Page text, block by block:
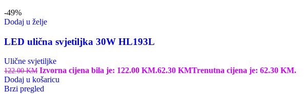
-49%
Dodaj u želje
LED ulična svjetiljka 30W HL193L
Ulične svjetiljke
122.00KM Izvorna cijena bila je: 122.00 KM.62.30 KMTrenutna cijena je: 62.30 KM.
Dodaj u košaricu
Brzi pregled